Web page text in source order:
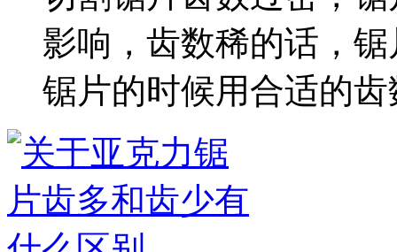
影响，齿数稀的话，
锯片的时候用合适的